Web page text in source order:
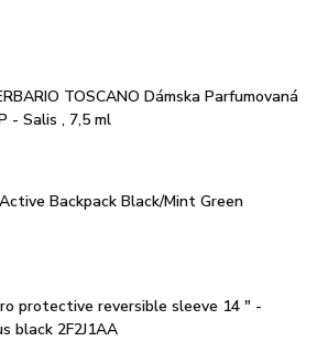
TOSCANO Dámska Parfumovaná
- Salis , 7,5 ml
Backpack Black/Mint Green
protective reversible sleeve 14 " -
black 2F2J1AA